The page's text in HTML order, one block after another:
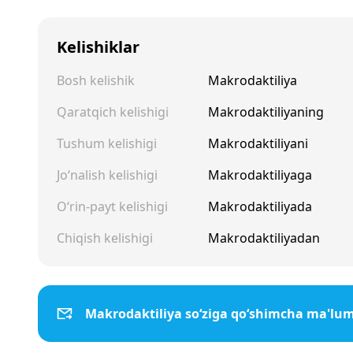
Kelishiklar
Bosh kelishik
Makrodaktiliya
Qaratqich kelishigi
Makrodaktiliyaning
Tushum kelishigi
Makrodaktiliyani
Jo‘nalish kelishigi
Makrodaktiliyaga
O‘rin-payt kelishigi
Makrodaktiliyada
Chiqish kelishigi
Makrodaktiliyadan
Makrodaktiliya so‘ziga qo‘shimcha